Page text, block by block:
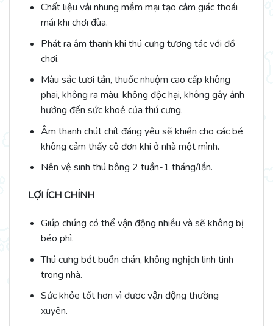
Chất liệu vải nhung mềm mại tạo cảm giác thoái
mái khi chơi đùa.
Phát ra âm thanh khi thú cưng tương tác với đồ
chơi.
Màu sắc tươi tắn, thuốc nhuộm cao cấp không
phai, không ra màu, không độc hại, không gây ảnh
hưởng đến sức khoẻ của thú cưng.
Âm thanh chút chít đáng yêu sẽ khiến cho các bé
không cảm thấy cô đơn khi ở nhà một mình.
Nên vệ sinh thú bông 2 tuần-1 tháng/lần.
LỢI ÍCH CHÍNH
Giúp chúng có thể vận động nhiều và sẽ không bị
béo phì.
Thú cưng bớt buồn chán, không nghịch linh tinh
trong nhà.
Sức khỏe tốt hơn vì được vận động thường
xuyên.